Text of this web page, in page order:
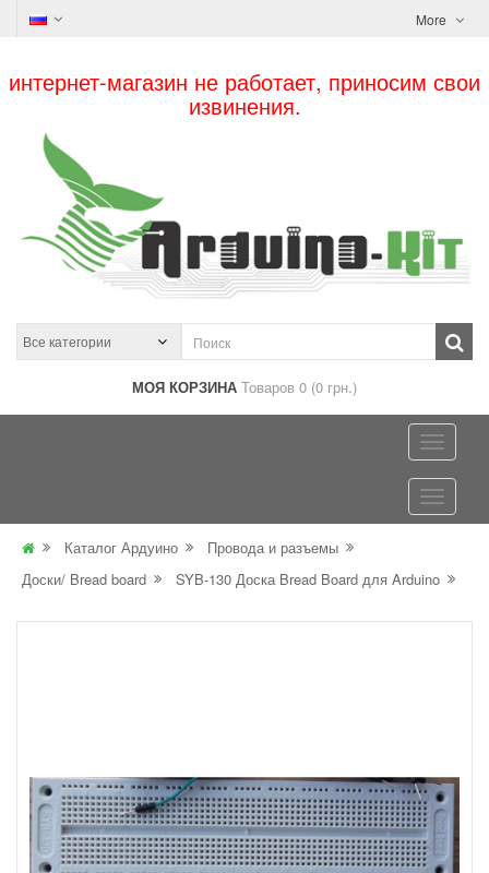
More
интернет-магазин не работает, приносим свои
извинения.
МОЯ КОРЗИНА Товаров 0 (0 грн.)
Каталог Ардуино
Провода и разъемы
Доски/ Bread board
SYB-130 Доска Bread Board для Arduino